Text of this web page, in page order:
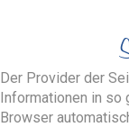
Der Provider der
Informationen in so
Browser